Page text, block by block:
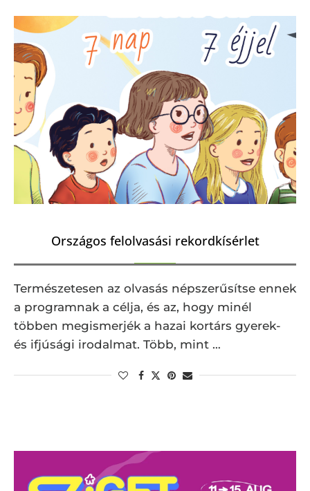
Országos felolvasási rekordkísérlet
Természetesen az olvasás népszerűsítse ennek
a programnak a célja, és az, hogy minél
többen megismerjék a hazai kortárs gyerek-
és ifjúsági irodalmat. Több, mint …